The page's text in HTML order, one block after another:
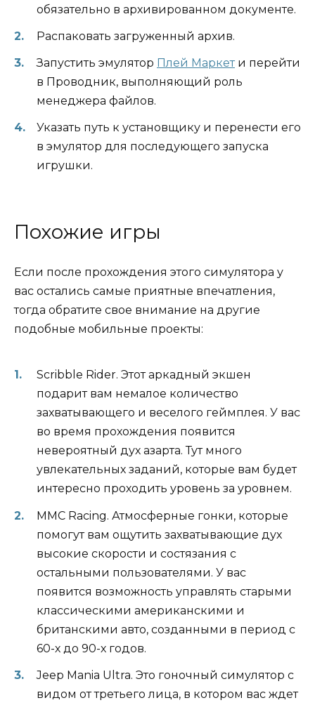
обязательно в архивированном документе.
Распаковать загруженный архив.
Запустить эмулятор Плей Маркети перейти
в Проводник, выполняющий роль
менеджера файлов.
Указать путь к установщику и перенести его
в эмулятор для последующего запуска
игрушки.
Похожие игры
Если после прохождения этого симулятора у
вас остались самые приятные впечатления,
тогда обратите свое внимание на другие
подобные мобильные проекты:
Scribble Rider. Этот аркадный экшен
подарит вам немалое количество
захватывающего и веселого геймплея. У вас
во время прохождения появится
невероятный дух азарта. Тут много
увлекательных заданий, которые вам будет
интересно проходить уровень за уровнем.
MMC Racing. Атмосферные гонки, которые
помогут вам ощутить захватывающие дух
высокие скорости и состязания с
остальными пользователями. У вас
появится возможность управлять старыми
классическими американскими и
британскими авто, созданными в период с
60-х до 90-х годов.
Jeep Mania Ultra. Это гоночный симулятор с
видом от третьего лица, в котором вас ждет